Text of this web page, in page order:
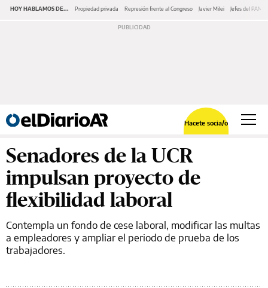
HOY HABLAMOS DE... Propiedad privada Represión frente al Congreso Javier Milei Jefes del PAMI
Hacete socia/o
Senadores de la UCR
impulsan proyecto de
flexibilidad laboral
Contempla un fondo de cese laboral, modificar las multas
a empleadores y ampliar el periodo de prueba de los
trabajadores.